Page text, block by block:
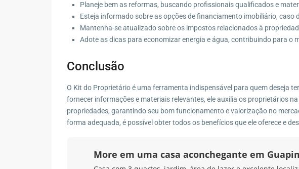
Planeje bem as reformas, buscando profissionais qualificados e
Esteja informado sobre as opções de financiamento imobiliário, caso
Mantenha-se atualizado sobre os impostos relacionados à
Adote as dicas para economizar energia e água, contribuindo para o
Conclusão
O Kit do Proprietário é uma ferramenta indispensável para quem deseja
fornecer informações e materiais relevantes, ele auxilia os proprietários
propriedades, garantindo seu bom funcionamento e valorização no
forma adequada, é possível obter todos os benefícios que ele oferece e
More em uma casa aconchegante em